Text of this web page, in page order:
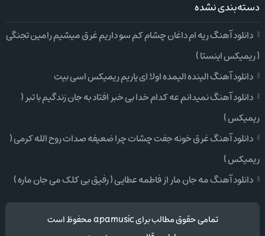
دسته‌بندی نشده
دانلود آهنگ ریه ام داغان چشام کم سو داریم غرق میشیم رامین تجنگی
( ریمیکس اینستا )
دانلود آهنگ الینده الیمده اولا ای یاریم ریمیکس اسی بیت
دانلود آهنگ نمیدانم عه کدام خدا بی خبر افتاد به جان زندگیم با تبر (
ریمیکس )
دانلود آهنگ غرق خونه جفت چشات چرا ضعیفه صدات روح الله کرمی (
ریمیکس )
دانلود آهنگ مه جان مار از فاطمه عطایی ( رفیق بی کلک می جان ماره )
تمامی حقوق مطالب برای apamusic محفوظ است